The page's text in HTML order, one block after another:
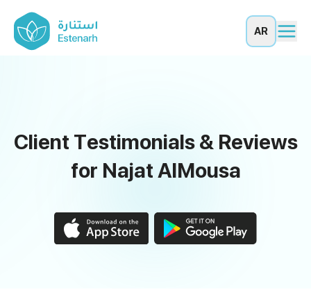
AR
Client Testimonials & Reviews
for Najat AlMousa